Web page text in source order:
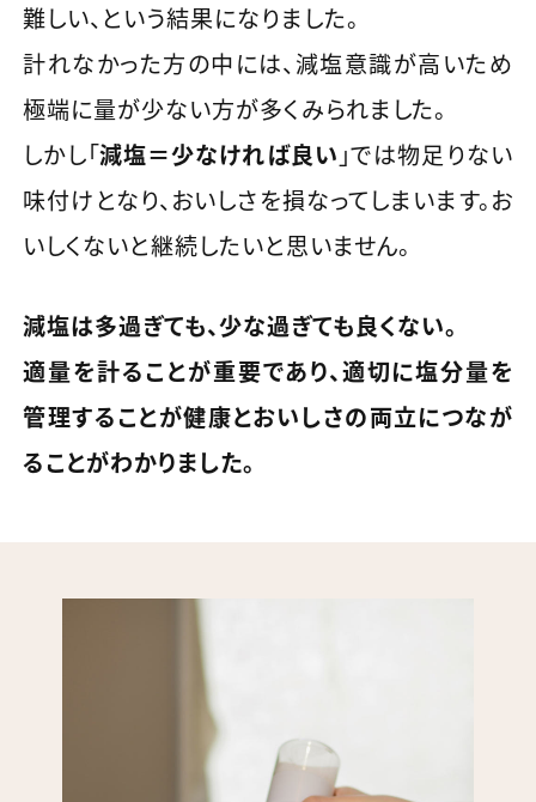
難しい、という結果になりました。
計れなかった方の中には、減塩意識が高いため
極端に量が少ない方が多くみられました。
しかし「減塩＝少なければ良い 」では物足りない
味付けとなり、おいしさを損なってしまいます。お
いしくないと継続したいと思いません。
減塩は多過ぎても、少な過ぎても良くない。
適量を計ることが重要であり、適切に塩分量を
管理することが健康とおいしさの両立につなが
ることがわかりました。